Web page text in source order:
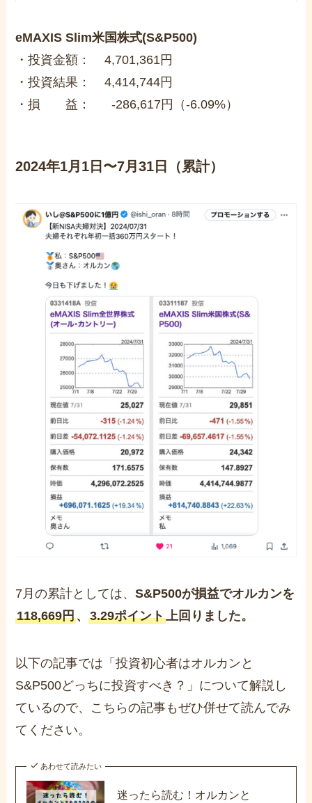
eMAXIS Slim米国株式(S&P500)
・投資金額： 4,701,361円
・投資結果： 4,414,744円
・損 益： -286,617円（-6.09%）
2024年1月1日〜7月31日（累計）
7月の累計としては、S&P500が損益でオルカンを
118,669円、3.29ポイント上回りました。
以下の記事では「投資初心者はオルカンと
S&P500どっちに投資すべき？」について解説し
ているので、こちらの記事もぜひ併せて読んでみ
てください。
あわせて読みたい
迷ったら読む！オルカンと